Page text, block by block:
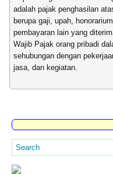
adalah pajak penghasilan
berupa gaji, upah,
pembayaran lain yang
Wajib Pajak orang pribadi
sehubungan dengan
jasa, dan kegiatan.